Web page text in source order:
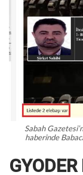
Sabah
haberinde